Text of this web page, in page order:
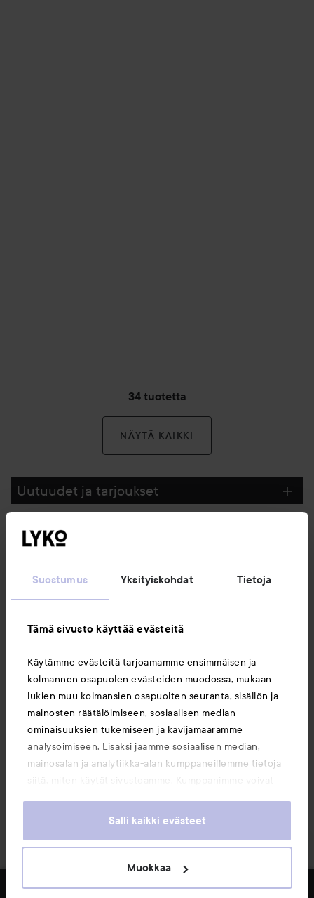
Suostumus Yksityiskohdat Tietoja
Tämä sivusto käyttää evästeitä
Käytämme evästeitä tarjoamamme ensimmäisen ja
kolmannen osapuolen evästeiden muodossa, mukaan
lukien muu kolmansien osapuolten seuranta, sisällön ja
mainosten räätälöimiseen, sosiaalisen median
ominaisuuksien tukemiseen ja kävijämäärämme
analysoimiseen. Lisäksi jaamme sosiaalisen median,
mainosalan ja analytiikka-alan kumppaneillemme tietoja
heille tai joita on kerätty, kun olet käyttänyt heidän
evästeiden käytön.
Salli kaikki evästeet
Muokkaa
34 tuotetta
NÄYTÄ KAIKKI
SUODATA MYYDYIMMÄT TUOTTEET
Uutuudet ja tarjoukset
Seuraa meitä
Asiakaspalvelu
Tietoja
Saattaisit myös tykätä
Copyright 2026